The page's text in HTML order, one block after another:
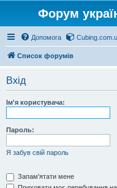
Форум
Допомога
Список форумів
Вхід
Ім'я користувача:
Пароль:
Я забув свій пароль
Запам'ятати мене